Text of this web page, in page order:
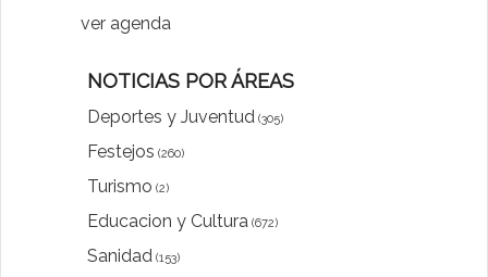
ver agenda
NOTICIAS POR ÁREAS
Deportes y Juventud (305)
Festejos (260)
Turismo (2)
Educacion y Cultura (672)
Sanidad (153)